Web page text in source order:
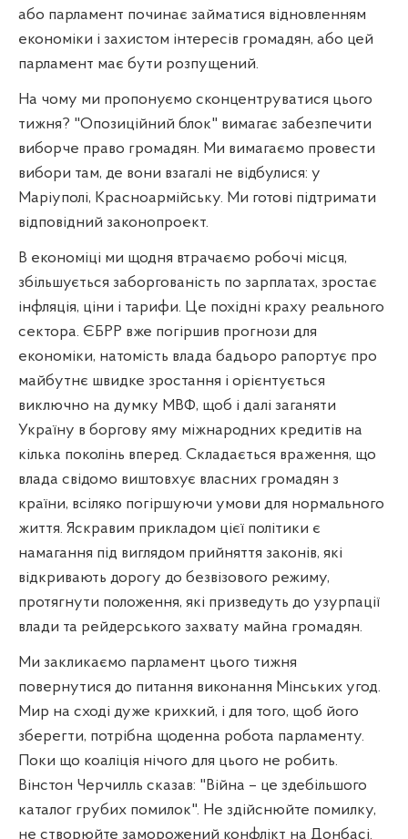
або парламент починає займатися відновленням
економіки і захистом інтересів громадян, або цей
парламент має бути розпущений.
На чому ми пропонуємо сконцентруватися цього
тижня? "Опозиційний блок" вимагає забезпечити
виборче право громадян. Ми вимагаємо провести
вибори там, де вони взагалі не відбулися: у
Маріуполі, Красноармійську. Ми готові підтримати
відповідний законопроект.
В економіці ми щодня втрачаємо робочі місця,
збільшується заборгованість по зарплатах, зростає
інфляція, ціни і тарифи. Це похідні краху реального
сектора. ЄБРР вже погіршив прогнози для
економіки, натомість влада бадьоро рапортує про
майбутнє швидке зростання і орієнтується
виключно на думку МВФ, щоб і далі заганяти
Україну в боргову яму міжнародних кредитів на
кілька поколінь вперед. Складається враження, що
влада свідомо виштовхує власних громадян з
країни, всіляко погіршуючи умови для нормального
життя. Яскравим прикладом цієї політики є
намагання під виглядом прийняття законів, які
відкривають дорогу до безвізового режиму,
протягнути положення, які призведуть до узурпації
влади та рейдерського захвату майна громадян.
Ми закликаємо парламент цього тижня
повернутися до питання виконання Мінських угод.
Мир на сході дуже крихкий, і для того, щоб його
зберегти, потрібна щоденна робота парламенту.
Поки що коаліція нічого для цього не робить.
Вінстон Черчилль сказав: "Війна – це здебільшого
каталог грубих помилок". Не здійснюйте помилку,
не створюйте заморожений конфлікт на Донбасі.